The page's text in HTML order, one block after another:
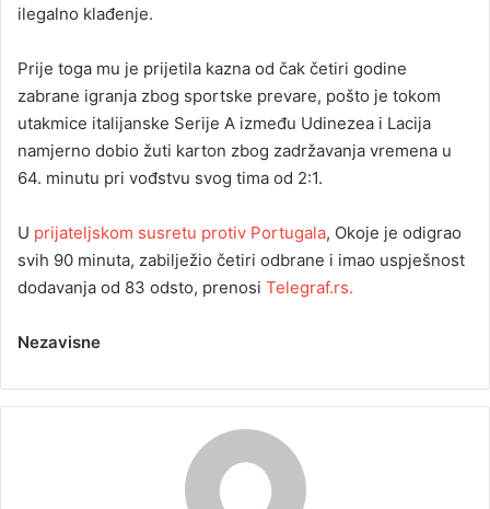
ilegalno klađenje.
Prije toga mu je prijetila kazna od čak četiri godine
zabrane igranja zbog sportske prevare, pošto je tokom
utakmice italijanske Serije A između Udinezea i Lacija
namjerno dobio žuti karton zbog zadržavanja vremena u
64. minutu pri vođstvu svog tima od 2:1.
U prijateljskom susretu protiv Portugala, Okoje je odigrao
svih 90 minuta, zabilježio četiri odbrane i imao uspješnost
dodavanja od 83 odsto, prenosi Telegraf.rs.
Nezavisne